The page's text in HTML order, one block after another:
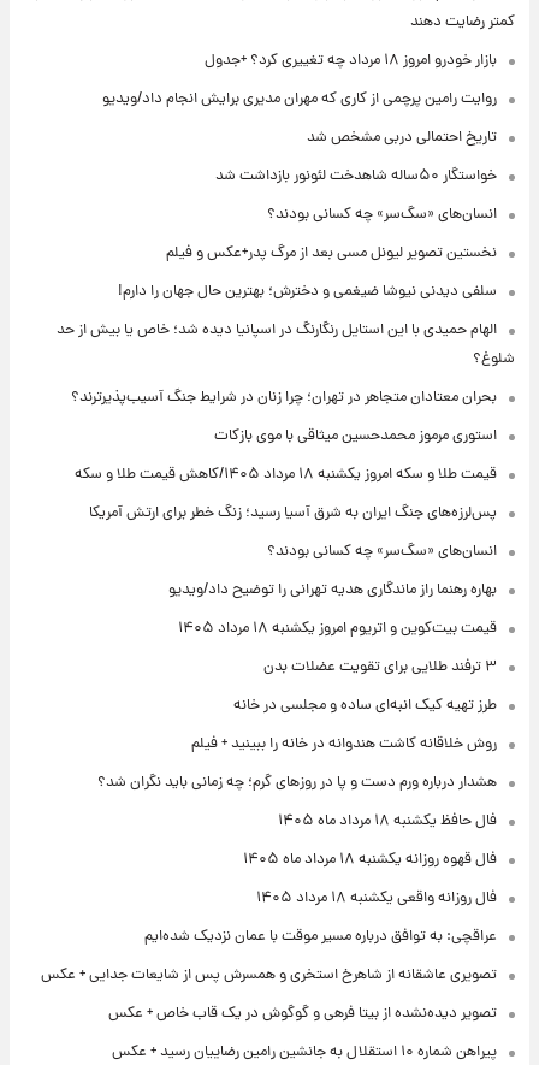
کمتر رضایت دهند
بازار خودرو امروز ۱۸ مرداد چه تغییری کرد؟ +جدول
روایت رامین پرچمی از کاری که مهران مدیری برایش انجام داد/ویدیو
تاریخ احتمالی دربی مشخص شد
خواستگار ۵۰ساله شاهدخت لئونور بازداشت شد
انسان‌های «سگ‌سر» چه کسانی بودند؟
نخستین تصویر لیونل مسی بعد از مرگ پدر+عکس و فیلم
سلفی دیدنی نیوشا ضیغمی و دخترش؛ بهترین حال جهان را دارم!
الهام حمیدی با این استایل رنگارنگ در اسپانیا دیده شد؛ خاص یا بیش از حد
شلوغ؟
بحران معتادان متجاهر در تهران؛ چرا زنان در شرایط جنگ آسیب‌پذیرترند؟
استوری مرموز محمدحسین میثاقی با موی بازکات
قیمت طلا و سکه امروز یکشنبه ۱۸ مرداد ۱۴۰۵/کاهش قیمت طلا و سکه
پس‌لرزه‌های جنگ ایران به شرق آسیا رسید؛ زنگ خطر برای ارتش آمریکا
انسان‌های «سگ‌سر» چه کسانی بودند؟
بهاره رهنما راز ماندگاری هدیه تهرانی را توضیح داد/ویدیو
قیمت بیت‌کوین و اتریوم امروز یکشنبه ۱۸ مرداد ۱۴۰۵
۳ ترفند طلایی برای تقویت عضلات بدن
طرز تهیه کیک انبه‌ای ساده و مجلسی در خانه
روش خلاقانه کاشت هندوانه در خانه را ببینید + فیلم
هشدار درباره ورم دست و پا در روزهای گرم؛ چه زمانی باید نگران شد؟
فال حافظ یکشنبه ۱۸ مرداد ماه ۱۴۰۵
فال قهوه روزانه یکشنبه ۱۸ مرداد ماه ۱۴۰۵
فال روزانه واقعی یکشنبه ۱۸ مرداد ۱۴۰۵
عراقچی: به توافق درباره مسیر موقت با عمان نزدیک شده‌ایم
تصویری عاشقانه از شاهرخ استخری و همسرش پس از شایعات جدایی + عکس
تصویر دیده‌نشده از بیتا فرهی و گوگوش در یک قاب خاص + عکس
پیراهن شماره ۱۰ استقلال به جانشین رامین رضاییان رسید + عکس